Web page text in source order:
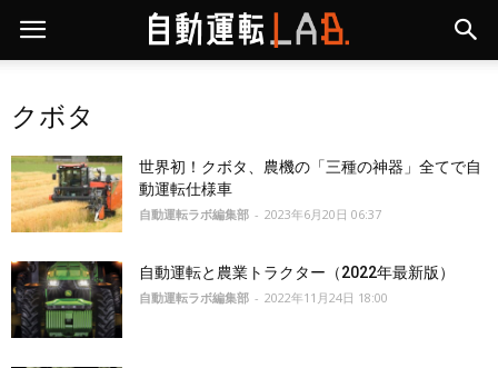
クボタ
世界初！クボタ、農機の「三種の神器」全てで自
動運転仕様車
自動運転ラボ編集部 - 2023年6月20日 06:37
自動運転と農業トラクター（2022年最新版）
自動運転ラボ編集部 - 2022年11月24日 18:00